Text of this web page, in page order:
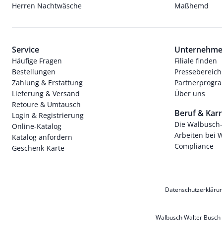
Herren Nachtwäsche
Maßhemd
Service
Häufige Fragen
Bestellungen
Zahlung & Erstattung
Lieferung & Versand
Retoure & Umtausch
Login & Registrierung
Online-Katalog
Katalog anfordern
Geschenk-Karte
Filiale finden
Pressebereich
Über uns
Beruf &
Die
Arbeiten bei
Compliance
Walbusch Walter